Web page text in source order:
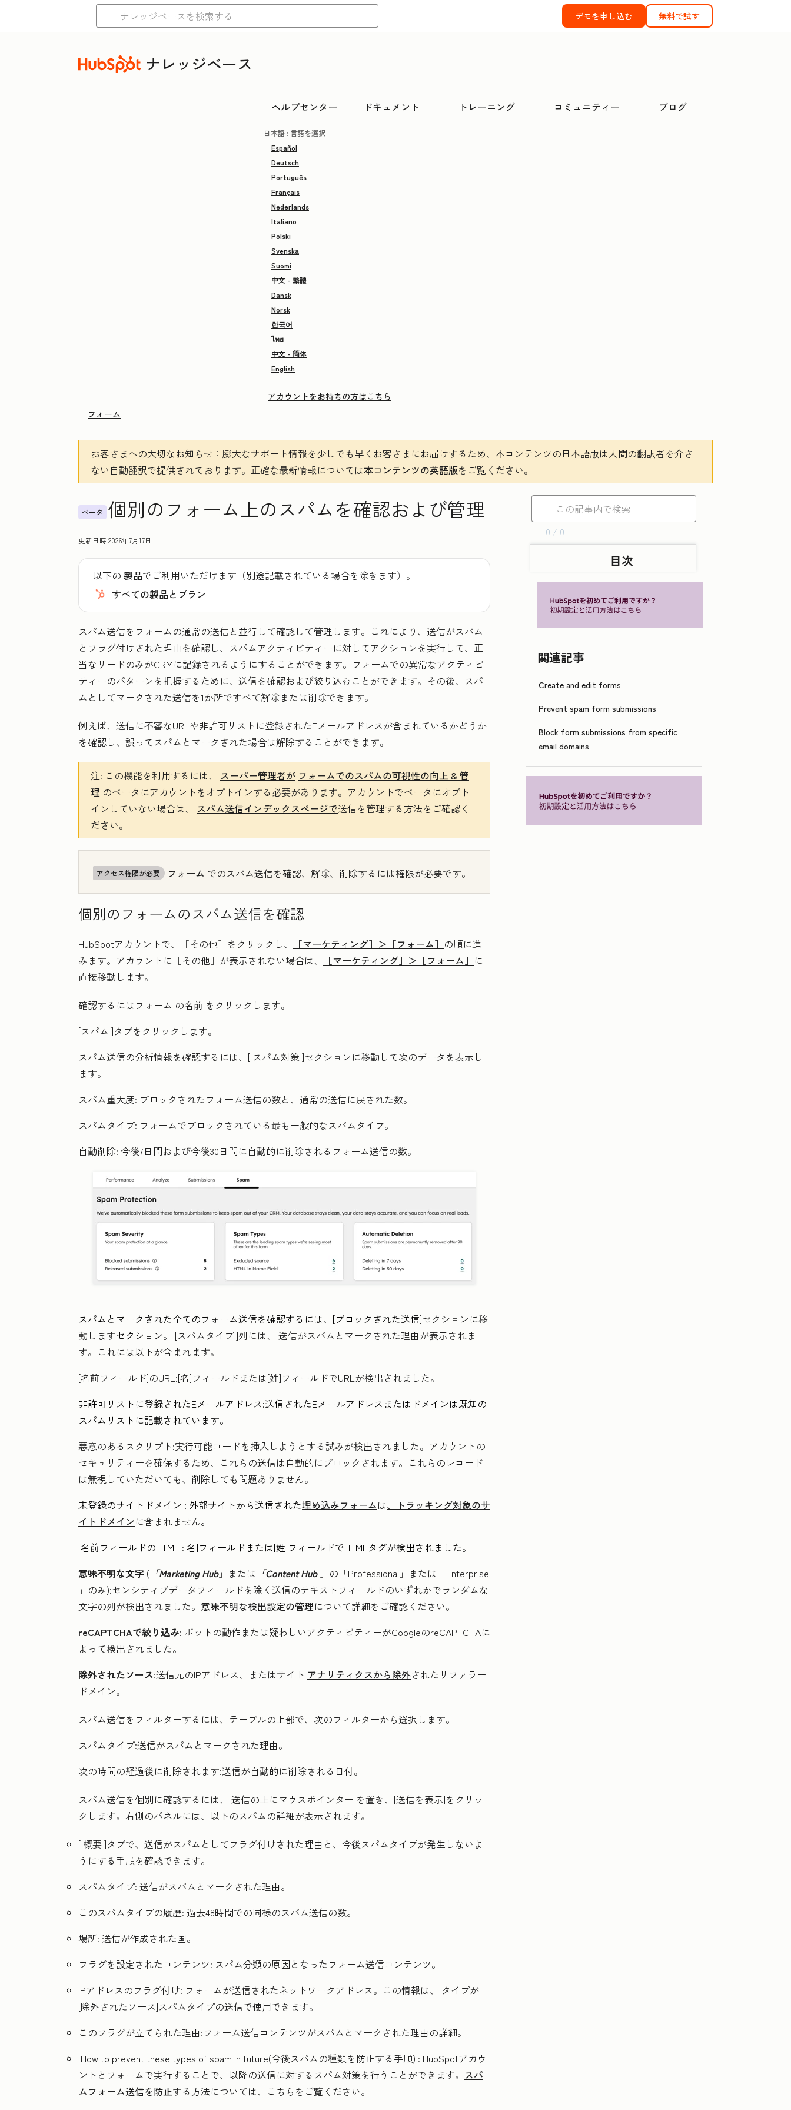
デモを申し込む 無料で試す
ナレッジベース
ヘルプセンター ドキュメント トレーニング コミュニティー ブログ
日本語 : 言語を選択
Español
Deutsch
Português
Français
Nederlands
Italiano
Polski
Svenska
Suomi
中文 - 繁體
Dansk
Norsk
한국어
ไทย
中文 - 简体
English
アカウントをお持ちの方はこちら
フォーム
お客さまへの大切なお知らせ ：膨大なサポート情報を少しでも早くお客さまにお届けするため、本コンテンツの日本語版は人間の翻訳者を介さ
ない自動翻訳で提供されております。 正確な最新情報については本コンテンツの英語版をご覧ください。
ベータ 個別のフォーム上のスパムを確認および管理
更新日時2026年7月17日
以下の 製品でご利用いただけます（別途記載されている場合を除きます）。
すべての製品とプラン
スパム送信をフォームの通常の送信と並行して確認して管理します。これにより、送信がスパム
とフラグ付けされた理由を確認し、スパムアクティビティーに対してアクションを実行して、正
当なリードのみがCRMに記録されるようにすることができます。フォームでの異常なアクティビ
ティーのパターンを把握するために、送信を確認および絞り込むことができます。その後、スパ
ムとしてマークされた送信を1か所ですべて解除または削除できます。
例えば、送信に不審なURLや非許可リストに登録されたEメールアドレスが含まれているかどうか
を確認し、誤ってスパムとマークされた場合は解除することができます。
注: この機能を利用するには、 スーパー管理者が フォームでのスパムの可視性の向上 & 管
理 のベータにアカウントをオプトインする必要があります。アカウントでベータにオプト
インしていない場合は、 スパム送信インデックスページで送信を管理する方法をご確認く
ださい。
アクセス権限が必要 フォーム でのスパム送信を確認、解除、削除するには権限が必要です。
個別のフォームのスパム送信を確認
HubSpotアカウントで、 ［その他］をクリックし、 ［マーケティング］＞ ［フォーム］ の順に進
みます。アカウントに ［その他］が表示されない場合は、 ［マーケティング］＞ ［フォーム］ に
直接移動します。
確認するにはフォーム の名前 をクリックします。
[スパム ]タブをクリックします。
スパム送信の分析情報を確認するには、[ スパム対策 ]セクションに移動して次のデータを表示し
ます。
スパム重大度: ブロックされたフォーム送信の数と、通常の送信に戻された数。
スパムタイプ: フォームでブロックされている最も一般的なスパムタイプ。
自動削除: 今後7日間および今後30日間に自動的に削除されるフォーム送信の数。
スパムとマークされた全てのフォーム送信を確認するには、[ブロックされた送信]セクションに移
動しますセクション。 [スパムタイプ]列には、 送信がスパムとマークされた理由が表示されま
す。これには以下が含まれます。
[名前フィールド]のURL:[名]フィールドまたは[姓]フィールドでURLが検出されました。
非許可リストに登録されたEメールアドレス:送信されたEメールアドレスまたはドメインは既知の
スパムリストに記載されています。
悪意のあるスクリプト:実行可能コードを挿入しようとする試みが検出されました。アカウントの
セキュリティーを確保するため、これらの送信は自動的にブロックされます。これらのレコード
は無視していただいても、削除しても問題ありません。
未登録のサイトドメイン : 外部サイトから送信された埋め込みフォームは、トラッキング対象のサ
イトドメイン に含まれません。
[名前フィールドのHTML]:[名]フィールドまたは[姓]フィールドでHTMLタグが検出されました。
意味不明な文字 ( 「Marketing Hub」または 「Content Hub」の「Professional 」または 「Enterprise
」のみ):センシティブデータフィールドを除く送信のテキストフィールドのいずれかでランダムな
文字の列が検出されました。 意味不明な検出設定の管理について詳細をご確認ください。
reCAPTCHAで絞り込み: ボットの動作または疑わしいアクティビティーがGoogleのreCAPTCHAに
よって検出されました。
除外されたソース:送信元のIPアドレス、またはサイト アナリティクスから除外されたリファラー
ドメイン。
スパム送信をフィルターするには、テーブルの上部で、次のフィルターから選択します。
スパムタイプ:送信がスパムとマークされた理由。
次の時間の経過後に削除されます:送信が自動的に削除される日付。
スパム送信を個別に確認するには、 送信の上にマウスポインター を置き、[送信を表示]をクリッ
クします。右側のパネルには、以下のスパムの詳細が表示されます。
[概要]タブで、送信がスパムとしてフラグ付けされた理由と、今後スパムタイプが発生しないよ
うにする手順を確認できます。
スパムタイプ: 送信がスパムとマークされた理由。
このスパムタイプの履歴: 過去48時間での同様のスパム送信の数。
場所: 送信が作成された国。
フラグを設定されたコンテンツ: スパム分類の原因となったフォーム送信コンテンツ。
IPアドレスのフラグ付け: フォームが送信されたネットワークアドレス。この情報は、 タイプが
[除外されたソース]スパムタイプの送信で使用できます。
このフラグが立てられた理由:フォーム送信コンテンツがスパムとマークされた理由の詳細。
[How to prevent these types of spam in future(今後スパムの種類を防止する手順)]: HubSpotアカウ
ントとフォームで実行することで、以降の送信に対するスパム対策を行うことができます。 スパ
ムフォーム送信を防止する方法については、こちらをご覧ください。
0 / 0
目次
関連記事
Create and edit forms
Prevent spam form submissions
Block form submissions from specific
email domains